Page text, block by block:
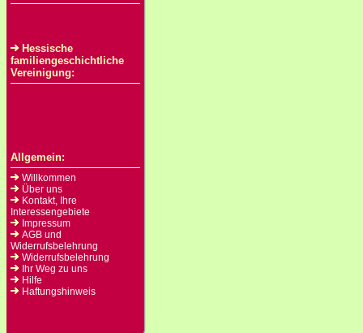
Hessische
familiengeschichtliche
Vereinigung:
Allgemein:
Willkommen
Über uns
Kontakt, Ihre
Interessengebiete
Impressum
AGB und
Widerrufsbelehrung
Widerrufsbelehrung
Ihr Weg zu uns
Hilfe
Haftungshinweis